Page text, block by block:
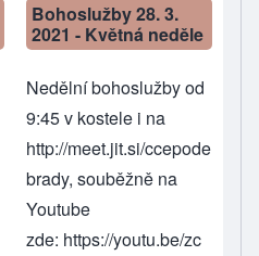
Bohoslužby 28. 3.
2021 - Květná neděle
Nedělní bohoslužby od
9:45 v kostele i na
http://meet.jit.si/ccepode
brady, souběžně na
Youtube
zde: https://youtu.be/zc